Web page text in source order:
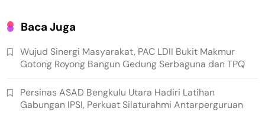
Baca Juga
Wujud Sinergi Masyarakat, PAC LDII Bukit Makmur
Gotong Royong Bangun Gedung Serbaguna dan TPQ
Persinas ASAD Bengkulu Utara Hadiri Latihan
Gabungan IPSI, Perkuat Silaturahmi Antarperguruan